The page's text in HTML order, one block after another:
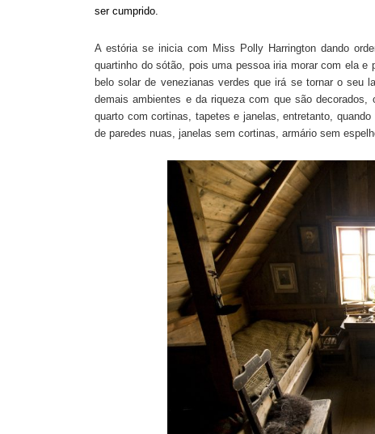
ser cumprido.
A estória se inicia com Miss Polly Harrington dando
quartinho do sótão, pois uma pessoa iria morar com ela e
belo solar de venezianas verdes queirá se tornar o seu
demais ambientes e da riqueza com que são
quarto com cortinas, tapetes e janelas, entretanto,
de paredes nuas, janelas sem cortinas, armário sem